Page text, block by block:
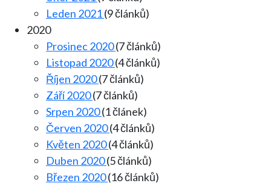
Leden 2021(9 článků)
2020
Prosinec 2020(7 článků)
Listopad 2020(4 článků)
Říjen 2020(7 článků)
Září 2020(7 článků)
Srpen 2020(1 článek)
Červen 2020(4 článků)
Květen 2020(4 článků)
Duben 2020(5 článků)
Březen 2020(16 článků)